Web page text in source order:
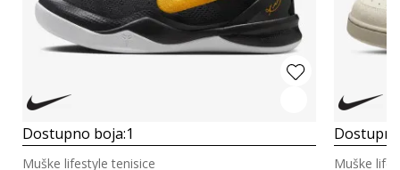
Dostupno boja:1
Muške lifestyle tenisice Muške